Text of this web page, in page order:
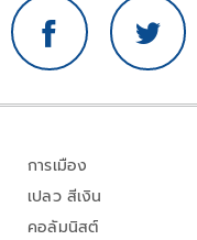
การเมือง
เปลว สีเงิน
คอลัมนิสต์